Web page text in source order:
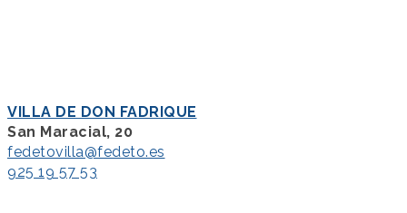
VILLA DE DON FADRIQUE
San Maracial, 20
fedetovilla@fedeto.es
925 19 57 53